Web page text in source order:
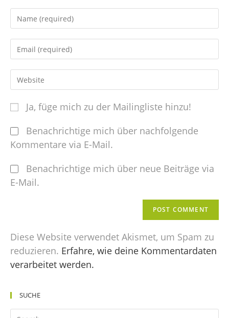
Ja, füge mich zu der Mailingliste hinzu!
Benachrichtige mich über nachfolgende
Kommentare via E-Mail.
Benachrichtige mich über neue Beiträge via
E-Mail.
Diese Website verwendet Akismet, um Spam zu
reduzieren. Erfahre, wie deine Kommentardaten
verarbeitet werden.
SUCHE